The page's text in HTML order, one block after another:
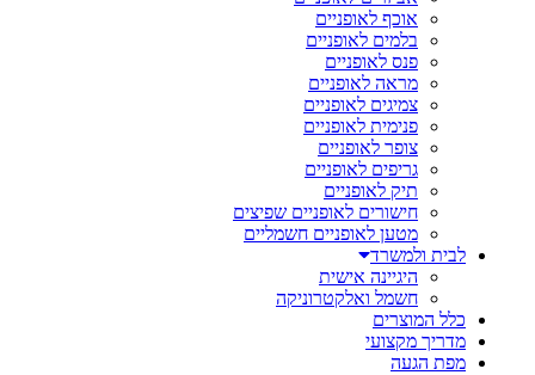
אוכף לאופניים
בלמים לאופניים
פנס לאופניים
מראה לאופניים
צמיגים לאופניים
פנימית לאופניים
צופר לאופניים
גריפים לאופניים
תיק לאופניים
חישורים לאופניים שפיצים
מטען לאופניים חשמליים
לבית ולמשרד
היגיינה אישית
חשמל ואלקטרוניקה
כלל המוצרים
מדריך מקצועי
מפת הגעה